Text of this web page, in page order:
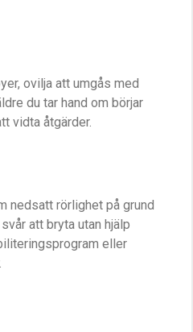
ovilja att umgås med
du tar hand om börjar
vidta åtgärder.
nedsatt rörlighet på grund
att bryta utan hjälp
eller